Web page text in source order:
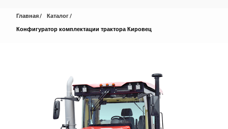
Главная
Каталог
Конфигуратор комплектации трактора Кировец